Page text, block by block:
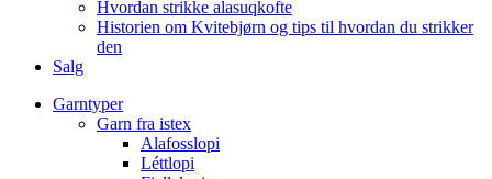
Hvordan strikke alasuqkofte
Historien om Kvitebjørn og tips til hvordan du strikker
den
Salg
Garntyper
Garn fra istex
Alafosslopi
Léttlopi